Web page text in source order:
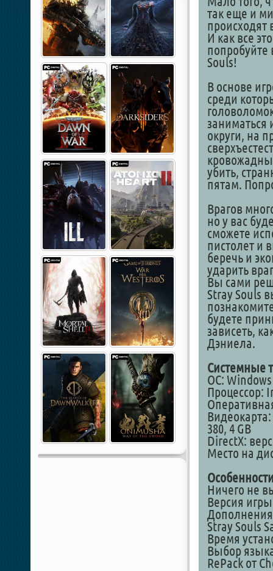
так еще и
происходят
И как все
попробуйте
Souls!
В основе
среди
заниматься
округи, на
убить,
пятам.
Врагов
но у вас
сможете
пистолет и
беречь и
ударить
Вы сами
Stray Souls
будете
зависеть,
Дэниела.
Системные
ОС:
Процессор:
Видеокарта:
380, 4 GB
DirectX:
Место на
Ничего не
Версия
Stray Souls
Время
Выбор
RePack от